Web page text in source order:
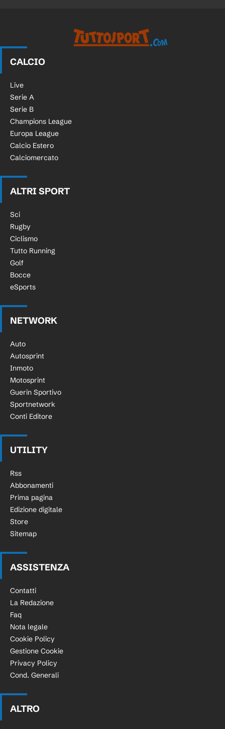
CALCIO
Live
Serie A
Serie B
Champions League
Europa League
Calcio Estero
Calciomercato
ALTRI SPORT
Sci
Rugby
Ciclismo
Tutto Running
Golf
Bocce
eSports
NETWORK
Auto
Autosprint
Inmoto
Motosprint
Guerin Sportivo
Sportnetwork
Conti Editore
UTILITY
Rss
Abbonamenti
Prima pagina
Edizione digitale
Store
Sitemap
ASSISTENZA
Contatti
La Redazione
Faq
Nota legale
Cookie Policy
Gestione Cookie
Privacy Policy
Cond. Generali
ALTRO